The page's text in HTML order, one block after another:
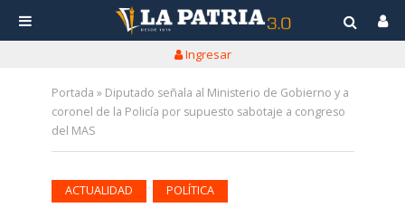
Ingresar
Portada » Diputado señala al Ministerio de Gobierno y a
coronel de la Policía por supuesto sabotaje a congreso
del MAS
ACTUALIDAD POLÍTICA